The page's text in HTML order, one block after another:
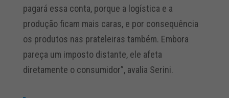
pagará essa conta, porque a logística e a
produção ficam mais caras, e por consequência
os produtos nas prateleiras também. Embora
pareça um imposto distante, ele afeta
diretamente o consumidor”, avalia Serini.